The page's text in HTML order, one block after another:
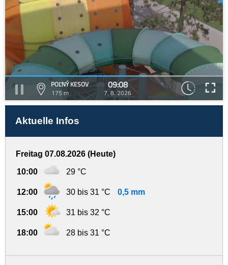
POĽNÝ KESOV
175 m
09:08
7. 8. 2026
Aktuelle Infos
Freitag 07.08.2026 (Heute)
10:00 29 °C
12:00 30 bis 31 °C 0,5 mm
15:00 31 bis 32 °C
18:00 28 bis 31 °C